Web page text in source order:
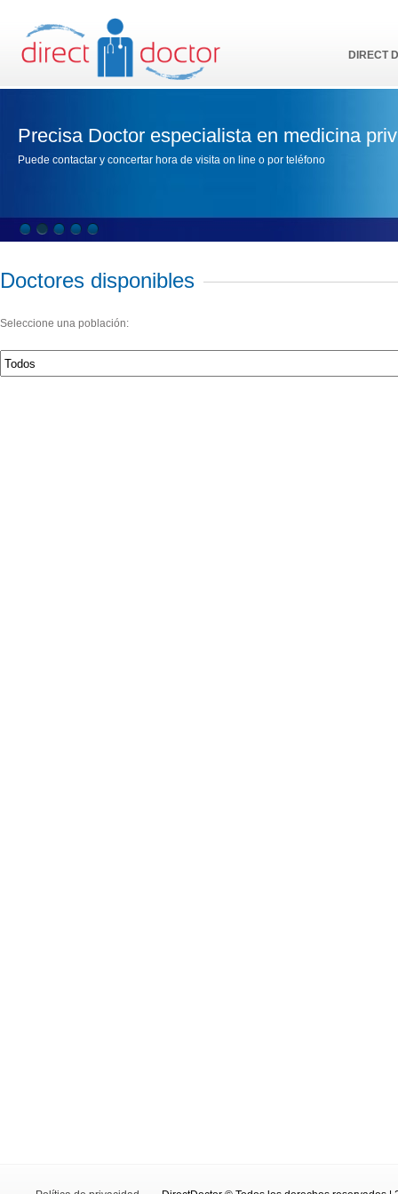
DIRECT
Precisa Doctor especialista en medicina
Puede contactar y concertar hora de visita on line o por teléfono
Doctores disponibles
Seleccione una población: